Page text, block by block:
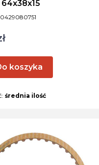
64x38x15
koszyka
średnia ilość